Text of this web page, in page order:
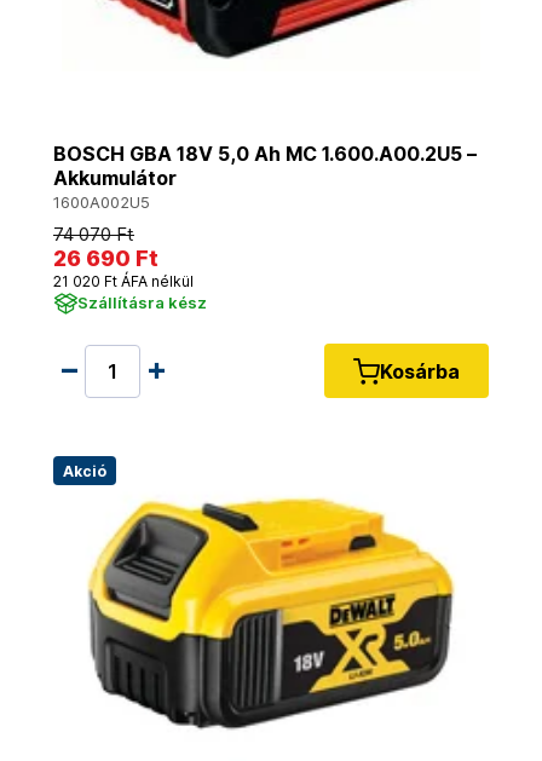
BOSCH GBA 18V 5,0 Ah MC 1.600.A00.2U5 –
Akkumulátor
1600A002U5
74 070 Ft
26 690 Ft
21 020 Ft ÁFA nélkül
Szállításra kész
Kosárba
Akció